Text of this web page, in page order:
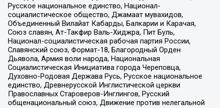
Русское национальное единство, Национал-
социалистическое общество, Джамаат мувахидов,
Объединенный Вилайат Кабарды, Балкарии и Карачая,
Союз славян, Ат-Такфир Валь-Хиджра, Пит Буль,
Национал-социалистическая рабочая партия России,
Славянский союз, Формат-18, Благородный Орден
Дьявола, Армия воли народа, Национальная
Социалистическая Инициатива города Череповца,
Духовно-Родовая Держава Русь, Русское национальное
единство, Древнерусской Инглистической церкви
Православных Староверов-Инглингов, Русский
общенациональный союз, Движение против нелегальной